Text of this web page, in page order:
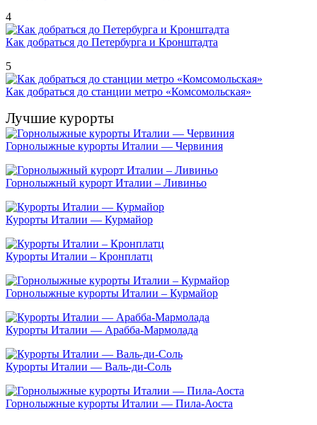
4
Как добраться до Петербурга и Кронштадта
5
Как добраться до станции метро «Комсомольская»
Лучшие курорты
Горнолыжные курорты Италии — Червиния
Горнолыжный курорт Италии – Ливиньо
Курорты Италии — Курмайор
Курорты Италии – Кронплатц
Горнолыжные курорты Италии – Курмайор
Курорты Италии — Арабба-Мармолада
Курорты Италии — Валь-ди-Соль
Горнолыжные курорты Италии — Пила-Аоста